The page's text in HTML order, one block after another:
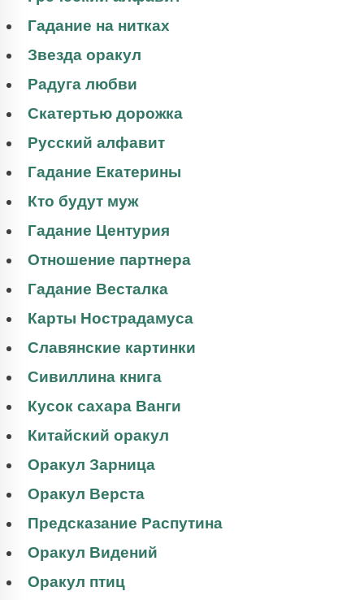
Гадание на нитках
Звезда оракул
Радуга любви
Скатертью дорожка
Русский алфавит
Гадание Екатерины
Кто будут муж
Гадание Центурия
Отношение партнера
Гадание Весталка
Карты Нострадамуса
Славянские картинки
Сивиллина книга
Кусок сахара Ванги
Китайский оракул
Оракул Зарница
Оракул Верста
Предсказание Распутина
Оракул Видений
Оракул птиц